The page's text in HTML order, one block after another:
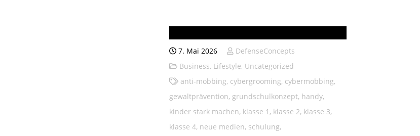
7. Mai 2026
DefenseConcepts
Business, Lifestyle, Uncategorized
anti-mobbing, cybergrooming, cybermobbing,
gewaltprävention, grundschulkonzept, handy,
kinder stark machen, klasse 1 , klasse 2, klasse 3,
klasse 4, neue medien, schulung,